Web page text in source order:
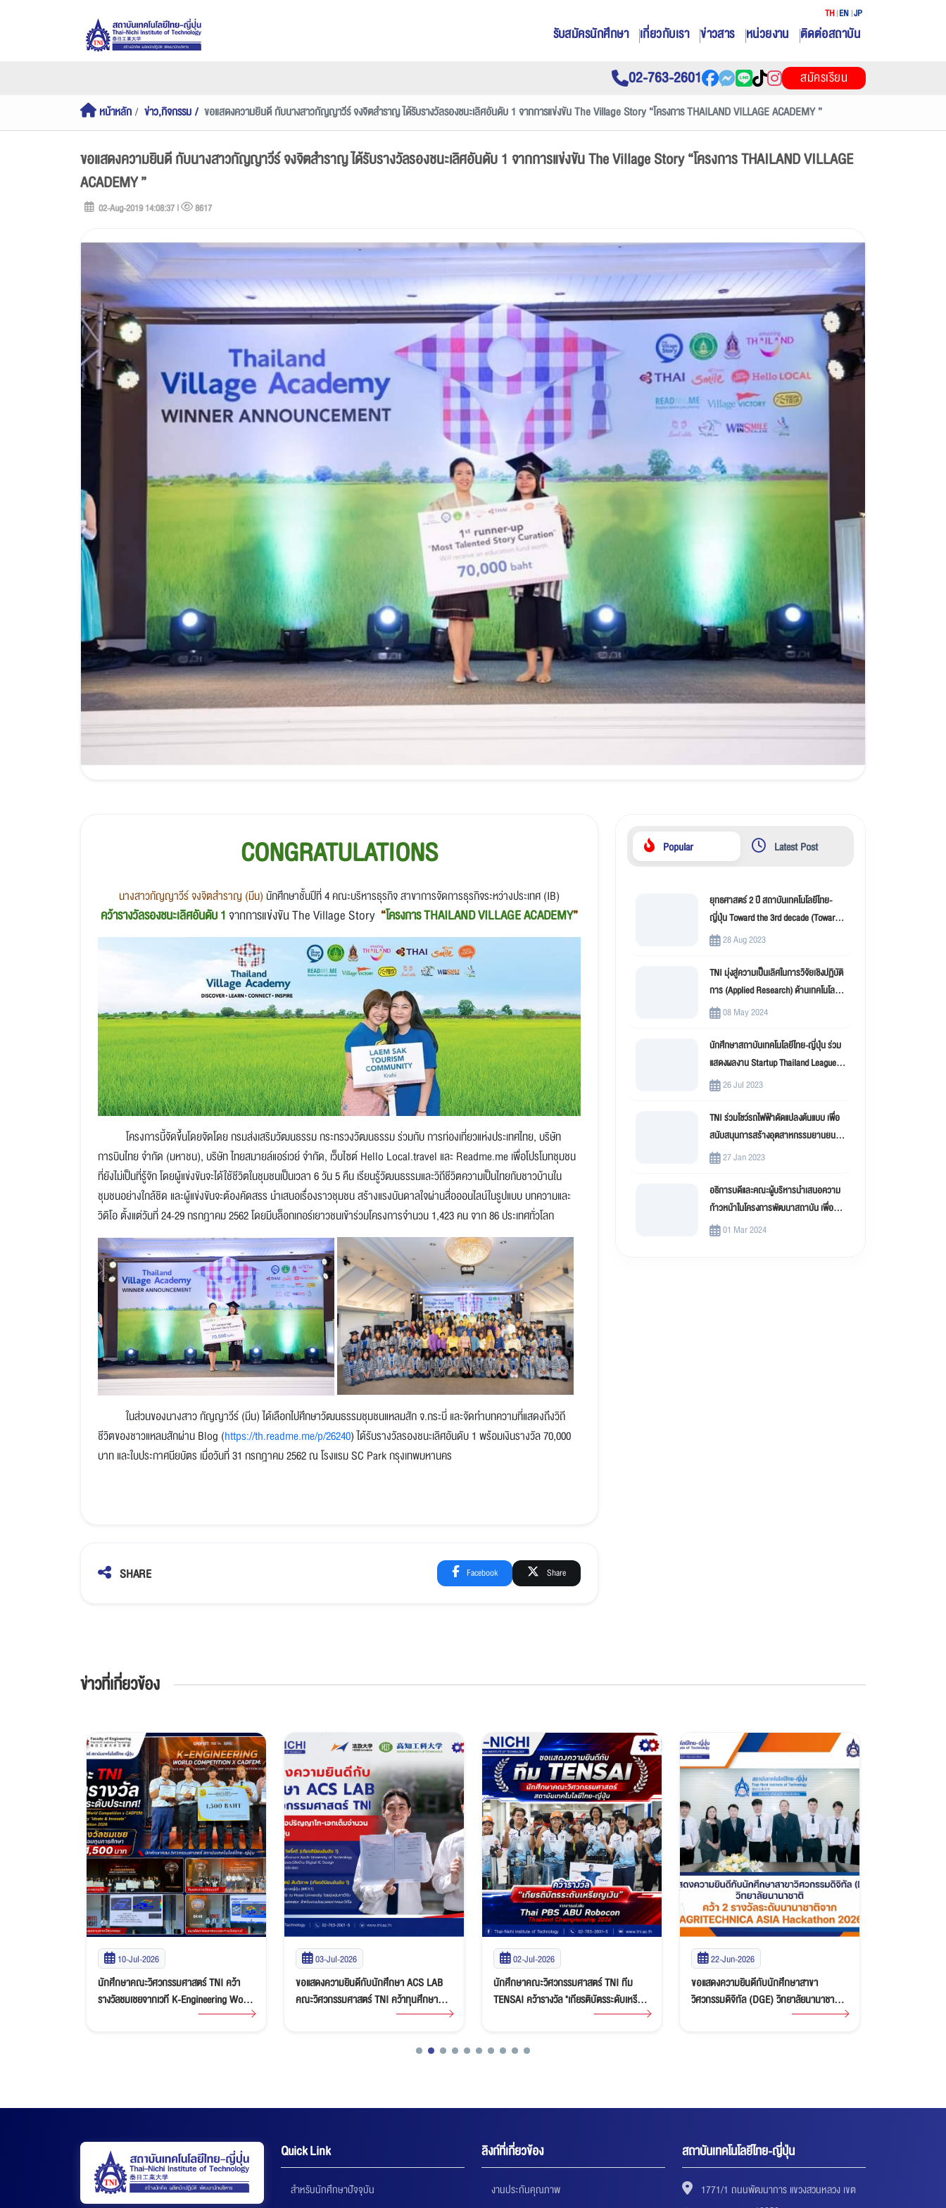
รับสมัครนักศึกษา เกี่ยวกับเรา ข่าวสาร หน่วยงาน ติดต่อสถาบัน
TH EN JP
02-763-2601 สมัครเรียน
หน้าหลัก ข่าว,กิจกรรม ขอแสดงความยินดี กับนางสาวกัญญาวีร์ จงจิตสำราญ ได้รับรางวัลรองชนะเลิศอันดับ 1 จากการแข่งขัน The Village Story “โครงการ THAILAND VILLAGE ACADEMY ”
ขอแสดงความยินดี กับนางสาวกัญญาวีร์ จงจิตสำราญ ได้รับรางวัลรองชนะเลิศอันดับ 1 จากการแข่งขัน The Village Story “โครงการ THAILAND VILLAGE
ACADEMY ”
02-Aug-2019 14:08:37 | 8617
CONGRATULATIONS
นางสาวกัญญาวีร์ จงจิตสำราญ (มีน) นักศึกษาชั้นปีที่ 4 คณะบริหารธุรกิจ สาขาการจัดการธุรกิจระหว่างประเทศ(IB)
คว้ารางวัลรองชนะเลิศอันดับ 1จากการแข่งขันThe VillageStory “โครงการTHAILAND VILLAGE ACADEMY”
โครงการนี้จัดขึ้นโดยจัดโดย กรมส่งเสริมวัฒนธรรม กระทรวงวัฒนธรรม ร่วมกับ การท่องเที่ยวแห่งประเทศไทย, บริษัท
การบินไทย จำกัด (มหาชน), บริษัท ไทยสมายล์แอร์เวย์ จำกัด, เว็บไซต์Hello Local.travel และReadme.meเพื่อโปรโมทชุมชน
ที่ยังไม่เป็นที่รู้จัก โดยผู้แข่งขันจะได้ใช้ชีวิตในชุมชนเป็นเวลา6วัน 5 คืน เรียนรู้วัฒนธรรมและวิถีชีวิตความเป็นไทยกับชาวบ้านใน
ชุมชนอย่างใกล้ชิด และผู้แข่งขันจะต้องคัดสรร นำเสนอเรื่องราวชุมชน สร้างแรงบันดาลใจผ่านสื่อออนไลน์ในรูปแบบ บทความและ
วิดิโอ ตั้งแต่วันที่ 24-29 กรกฎาคม 2562โดยมีบล็อกเกอร์เยาวชนเข้าร่วมโครงการจำนวน 1,423 คน จาก 86 ประเทศทั่วโลก
ในส่วนของนางสาว กัญญาวีร์ (มีน) ได้เลือกไปศึกษาวัฒนธรรมชุมชนแหลมสัก จ.กระบี่ และจัดทำบทความที่แสดงถึงวิถี
ชีวิตของชาวแหลมสักผ่าน Blog (https://th.readme.me/p/26240) ได้รับรางวัลรองชนะเลิศอันดับ 1 พร้อมเงินรางวัล 70,000
บาท และใบประกาศนียบัตร เมื่อวันที่ 31 กรกฎาคม 2562ณ โรงแรมSC Parkกรุงเทพมหานคร
SHARE Facebook Share
Popular Latest Post
ยุทธศาสตร์ 2 ปี สถาบันเทคโนโลยีไทย-
ญี่ปุ่น Toward the 3rd decade (Toward
New Innovation –TNI)
28 Aug 2023
TNI มุ่งสู่ความเป็นเลิศในการวิจัยเชิงปฏิบัติ
การ (Applied Research) ด้านเทคโนโลยี
สารสนเทศ
08 May 2024
นักศึกษาสถาบันเทคโนโลยีไทย-ญี่ปุ่น ร่วม
แสดงผลงาน Startup Thailand League
202326 Jul 2023
TNI ร่วมโชว์รถไฟฟ้าดัดแปลงต้นแบบ เพื่อ
สนับสนุนการสร้างอุตสาหกรรมยานยนต์
ไฟฟ้าดัดแปลง (EV Conversion)
27 Jan 2023
อธิการบดีและคณะผู้บริหารนำเสนอความ
ก้าวหน้าในโครงการพัฒนาสถาบัน เพื่อขับ
เคลื่อน สถาบันเทคโนโลยีไทย-ญี่ปุ่น (TNI)
01 Mar 2024
ข่าวที่เกี่ยวข้อง
10-Jul-2026
นักศึกษาคณะวิศวกรรมศาสตร์ TNI คว้า
รางวัลชมเชยจากเวที K-Engineering World
Competition x CADFEM: Ansys
03-Jul-2026
ขอแสดงความยินดีกับนักศึกษา ACS LAB
คณะวิศวกรรมศาสตร์ TNI คว้าทุนศึกษาต่อ
ปริญญาโท-เอกเต็มจำนวน ณ ประเทศญี่ปุ่น
02-Jul-2026
นักศึกษาคณะวิศวกรรมศาสตร์ TNI ทีม
TENSAI คว้ารางวัล "เกียรติบัตรระดับเหรียญ
เงิน" ศึกหุ่นยนต์ Thai PBS ABU Robocon
22-Jun-2026
ขอแสดงความยินดีกับนักศึกษาสาขา
วิศวกรรมดิจิทัล (DGE) วิทยาลัยนานาชาติ
คว้า 2 รางวัลระดับนานาชาติจาก
Quick Link
สำหรับนักศึกษาปัจจุบัน
ลิงก์ที่เกี่ยวข้อง
งานประกันคุณภาพ
สถาบันเทคโนโลยีไทย-ญี่ปุ่น
1771/1 ถนนพัฒนาการ แขวงสวนหลวง เขต